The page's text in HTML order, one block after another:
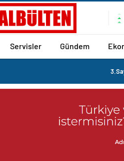
Servisler Gündem